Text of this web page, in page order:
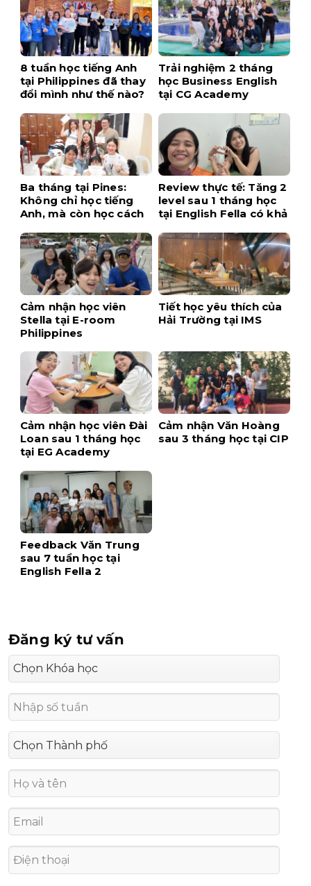
8 tuần học tiếng Anh
tại Philippines đã thay
đổi mình như thế nào?
Trải nghiệm 2 tháng
học Business English
tại CG Academy
Ba tháng tại Pines:
Không chỉ học tiếng
Anh, mà còn học cách
Review thực tế: Tăng 2
level sau 1 tháng học
tại English Fella có khả
Cảm nhận học viên
Stella tại E-room
Philippines
Tiết học yêu thích của
Hải Trường tại IMS
Cảm nhận học viên Đài
Loan sau 1 tháng học
tại EG Academy
Cảm nhận Văn Hoàng
sau 3 tháng học tại CIP
Feedback Văn Trung
sau 7 tuần học tại
English Fella 2
Đăng ký tư vấn